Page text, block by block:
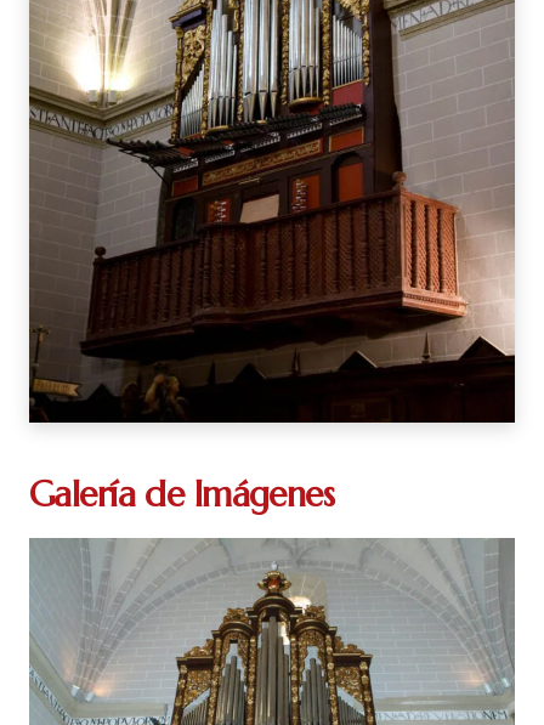
Galería de Imágenes